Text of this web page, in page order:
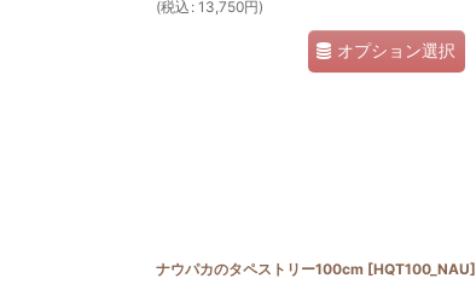
(税込 : 13,750円)
オプション選択
ナウパカのタペストリー100cm [HQT100_NAU]